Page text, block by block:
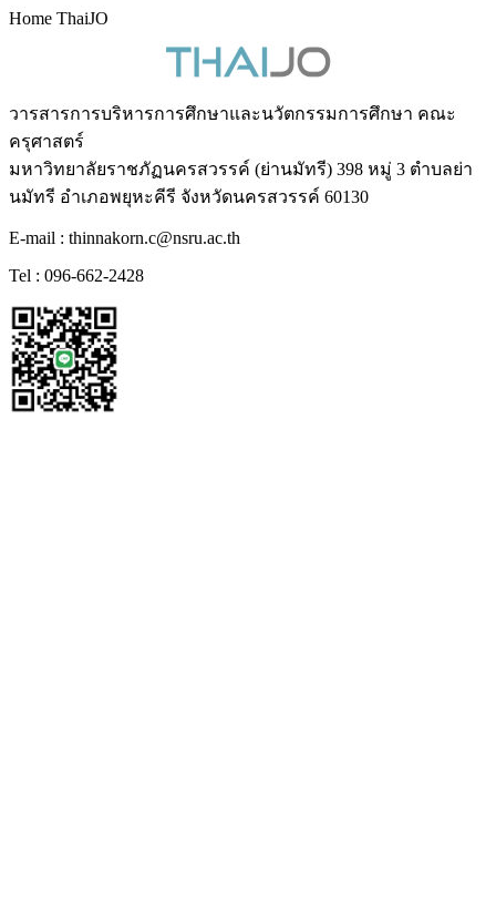
Home ThaiJO
วารสารการบริหารการศึกษาและนวัตกรรมการศึกษา คณะ
ครุศาสตร์
มหาวิทยาลัยราชภัฏนครสวรรค์ (ย่านมัทรี) 398 หมู่ 3 ตำบลย่า
นมัทรี อำเภอพยุหะคีรี จังหวัดนครสวรรค์ 60130
E-mail : thinnakorn.c@nsru.ac.th
Tel : 096-662-2428